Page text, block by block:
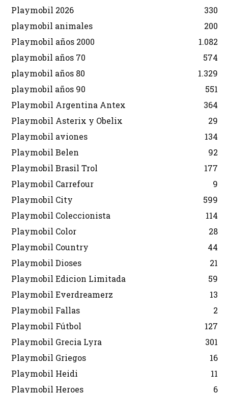
Playmobil 2026
330
playmobil animales
200
Playmobil años 2000
1.082
playmobil años 70
574
playmobil años 80
1.329
playmobil años 90
551
Playmobil Argentina Antex
364
Playmobil Asterix y Obelix
29
Playmobil aviones
134
Playmobil Belen
92
Playmobil Brasil Trol
177
Playmobil Carrefour
9
Playmobil City
599
Playmobil Coleccionista
114
Playmobil Color
28
Playmobil Country
44
Playmobil Dioses
21
Playmobil Edicion Limitada
59
Playmobil Everdreamerz
13
Playmobil Fallas
2
Playmobil Fútbol
127
Playmobil Grecia Lyra
301
Playmobil Griegos
16
Playmobil Heidi
11
Playmobil Heroes
6